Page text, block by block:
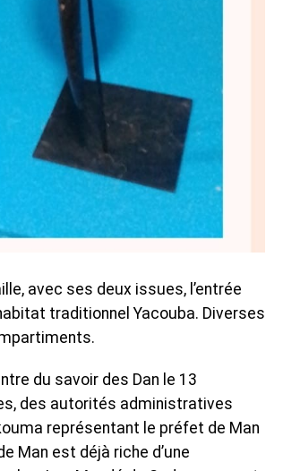
avec ses deux issues, l’entrée
traditionnel Yacouba. Diverses
du savoir des Dan le 13
des autorités administratives
représentant le préfet de Man
Man est déjà riche d’une